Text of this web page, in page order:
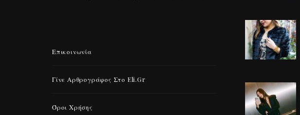
Επικοινωνία
Γίνε Αρθρογράφος Στο Eli.gr
Όροι Χρήσης